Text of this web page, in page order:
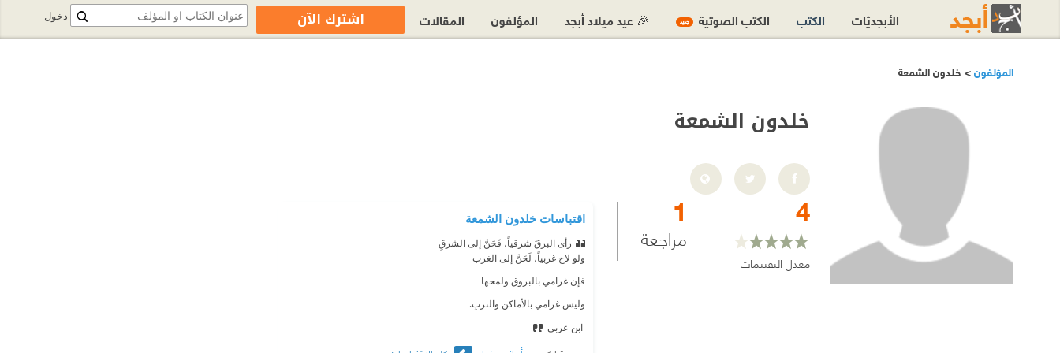
المؤلفون> خلدون الشمعة
خلدون الشمعة
4
معدل التقييمات
1
مراجعة
اقتباسات خلدون الشمعة
رأى البرقَ شرقياً، فَحَنَّ إلى الشرقِ
ولو لاح غربياً، لَحَنَّ إلى الغرب
فإن غرامي بالبروق ولمحها
وليس غرامي بالأماكن والتربِ.
‫ ابن عربي
دخول الأبجديّات الكتب الكتب الصوتية جديد 🎉 عيد ميلاد أبجد المؤلفون المقالات اشترك الآن